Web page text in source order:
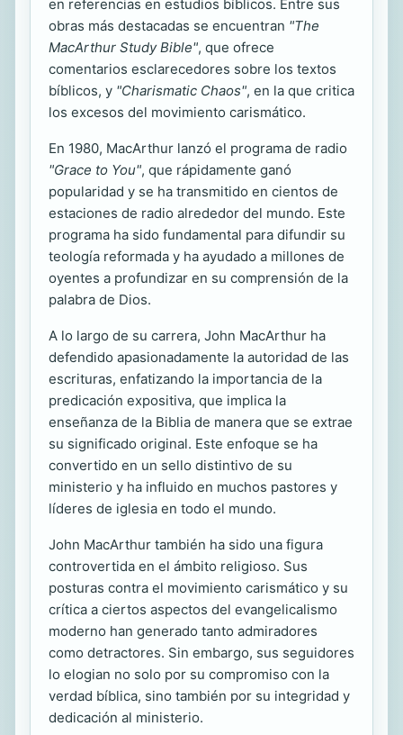
en referencias en estudios bíblicos. Entre sus
obras más destacadas se encuentran "The
MacArthur Study Bible", que ofrece
comentarios esclarecedores sobre los textos
bíblicos, y "Charismatic Chaos", en la que critica
los excesos del movimiento carismático.
En 1980, MacArthur lanzó el programa de radio
"Grace to You", que rápidamente ganó
popularidad y se ha transmitido en cientos de
estaciones de radio alrededor del mundo. Este
programa ha sido fundamental para difundir su
teología reformada y ha ayudado a millones de
oyentes a profundizar en su comprensión de la
palabra de Dios.
A lo largo de su carrera, John MacArthur ha
defendido apasionadamente la autoridad de las
escrituras, enfatizando la importancia de la
predicación expositiva, que implica la
enseñanza de la Biblia de manera que se extrae
su significado original. Este enfoque se ha
convertido en un sello distintivo de su
ministerio y ha influido en muchos pastores y
líderes de iglesia en todo el mundo.
John MacArthur también ha sido una figura
controvertida en el ámbito religioso. Sus
posturas contra el movimiento carismático y su
crítica a ciertos aspectos del evangelicalismo
moderno han generado tanto admiradores
como detractores. Sin embargo, sus seguidores
lo elogian no solo por su compromiso con la
verdad bíblica, sino también por su integridad y
dedicación al ministerio.